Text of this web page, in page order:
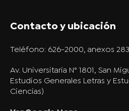
Contacto y ubicación
Teléfono: 626-2000, anexos
Av. Universitaria N° 1801, San
Estudios Generales Letras y
Ciencias)